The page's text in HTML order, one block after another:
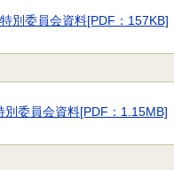
別委員会資料[PDF：157KB]
委員会資料[PDF：1.15MB]